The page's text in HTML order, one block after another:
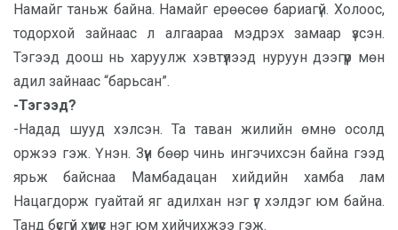
Намайг таньж байна. Намайг ерөөсөө бариагүй. Холоос,
тодорхой зайнаас л алгаараа мэдрэх замаар үзсэн.
Тэгээд доош нь харуулж хэвтүүлээд нуруун дээгүүр мөн
адил зайнаас “барьсан”.
-Тэгээд?
-Надад шууд хэлсэн. Та таван жилийн өмнө осолд
оржээ гэж. Үнэн. Зүүн бөөр чинь ингэчихсэн байна гээд
ярьж байснаа Мамбадацан хийдийн хамба лам
Нацагдорж гуайтай яг адилхан нэг үг хэлдэг юм байна.
Танд бүсгүй хүмүүс нэг юм хийчихжээ гэж.